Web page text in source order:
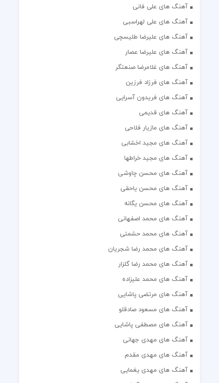
آهنگ های علی فانی
آهنگ های علی لهراسبی
آهنگ های علیرضا طلیسچی
آهنگ های علیرضا عصار
آهنگ های غلامرضا صنعتگر
آهنگ های فرزاد فرزین
آهنگ های فریدون آسرایی
آهنگ های قدیمی
آهنگ های مازیار فلاحی
آهنگ های مجید اخشابی
آهنگ های مجید خراطها
آهنگ های محسن چاوشی
آهنگ های محسن یاحقی
آهنگ های محسن یگانه
آهنگ های محمد اصفهانی
آهنگ های محمد حشمتی
آهنگ های محمد رضا شجریان
آهنگ های محمد رضا گلزار
آهنگ های محمد علیزاده
آهنگ های مرتضی پاشایی
آهنگ های مسعود صادقلو
آهنگ های مصطفی پاشایی
آهنگ های مهدی جهانی
آهنگ های مهدی مقدم
آهنگ های مهدی یغمایی